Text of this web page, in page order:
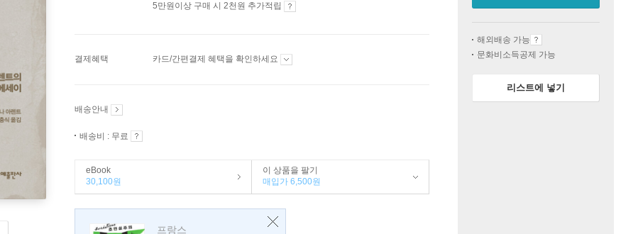
5만원이상 구매 시 2천원 추가적립
결제혜택 카드/간편결제 혜택을 확인하세요
배송안내
배송비 : 무료
eBook
30,100원
이 상품을 팔기
매입가 6,500원
프랑스
해외배송 가능
문화비소득공제 가능
리스트에 넣기